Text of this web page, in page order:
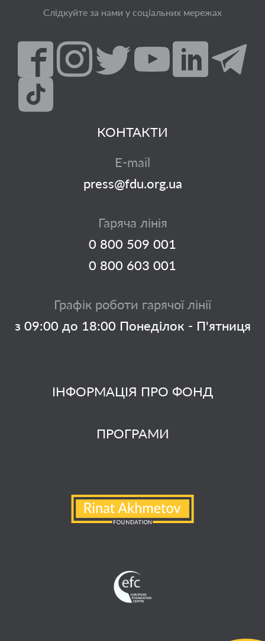
Слідкуйте за нами у соціальних мережах
ІНФОРМАЦІЯ ПРО ФОНД
ПРОГРАМИ
КОНТАКТИ
E-mail
press@fdu.org.ua
Гаряча лінія
0 800 509 001
0 800 603 001
Графік роботи гарячої лінії
з 09:00 до 18:00 Понеділок - П'ятниця